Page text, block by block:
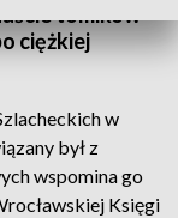
tomików
ciężkiej
w
był z
wspomina go
Księgi